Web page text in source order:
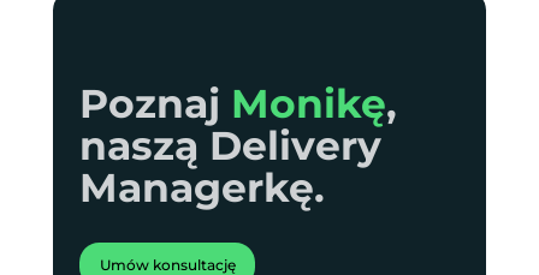
Poznaj Monikę,
naszą Delivery
Managerkę.
Poznaj Monikę,
naszą Delivery
Managerkę.
Umów konsultację